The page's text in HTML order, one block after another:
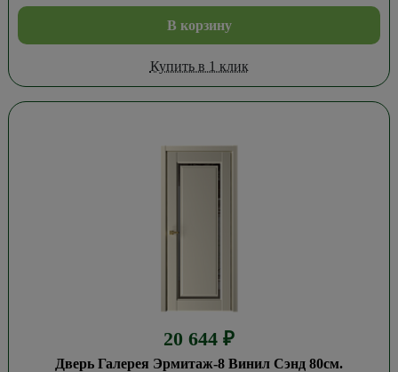
В корзину
Купить в 1 клик
20 644 ₽
Дверь Галерея Эрмитаж-8 Винил Сэнд 80см.